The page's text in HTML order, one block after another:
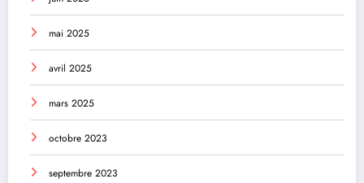
mai 2025
avril 2025
mars 2025
octobre 2023
septembre 2023